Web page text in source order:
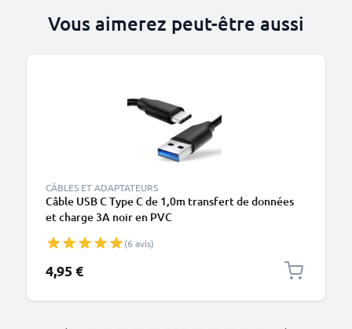
Vous aimerez peut-être aussi
CÂBLES ET ADAPTATEURS
Câble USB C Type C de 1,0m transfert de données
et charge 3A noir en PVC
(6 avis)
4,95 €